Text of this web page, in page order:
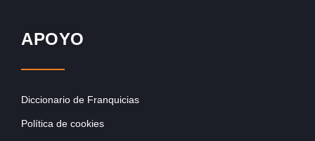
APOYO
Diccionario de Franquicias
Política de cookies